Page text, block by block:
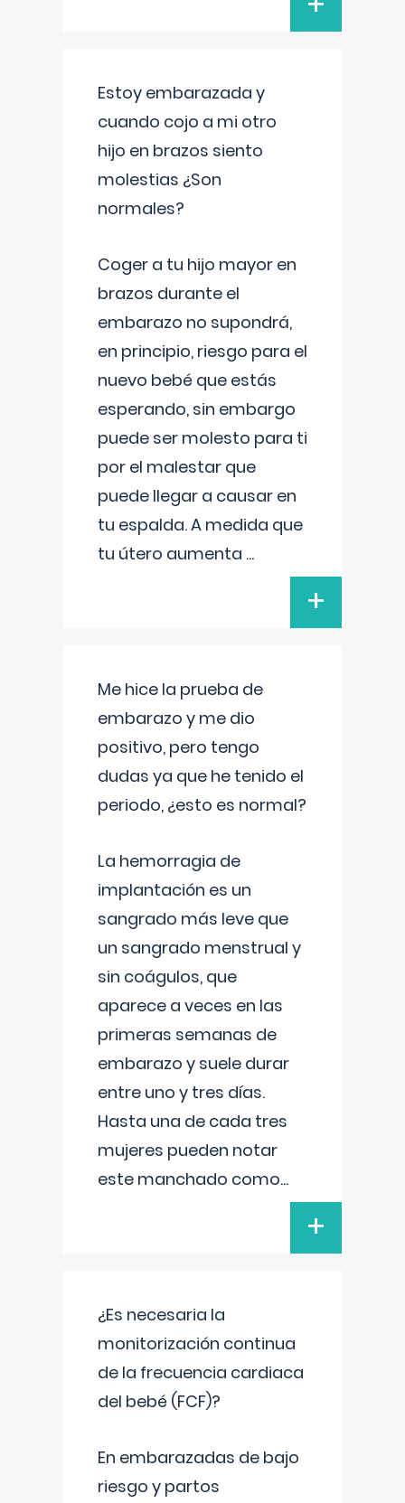
Estoy embarazada y
cuando cojo a mi otro
hijo en brazos siento
molestias ¿Son
normales?
Coger a tu hijo mayor en
brazos durante el
embarazo no supondrá,
en principio, riesgo para el
nuevo bebé que estás
esperando, sin embargo
puede ser molesto para ti
por el malestar que
puede llegar a causar en
tu espalda. A medida que
tu útero aumenta ...
+
Me hice la prueba de
embarazo y me dio
positivo, pero tengo
dudas ya que he tenido el
periodo, ¿esto es normal?
La hemorragia de
implantación es un
sangrado más leve que
un sangrado menstrual y
sin coágulos, que
aparece a veces en las
primeras semanas de
embarazo y suele durar
entre uno y tres días.
Hasta una de cada tres
mujeres pueden notar
este manchado como...
+
¿Es necesaria la
monitorización continua
de la frecuencia cardiaca
del bebé (FCF)?
En embarazadas de bajo
riesgo y partos